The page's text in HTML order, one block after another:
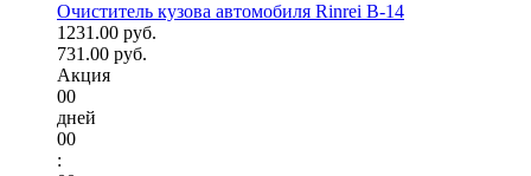
Очиститель кузова автомобиля Rinrei B-14
1231.00 руб.
731.00 руб.
Акция
00
дней
00
: